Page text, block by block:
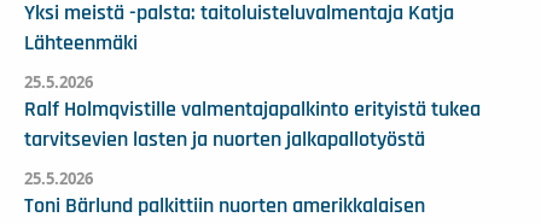
Yksi meistä -palsta: taitoluisteluvalmentaja Katja
Lähteenmäki
25.5.2026
Ralf Holmqvistille valmentajapalkinto erityistä tukea
tarvitsevien lasten ja nuorten jalkapallotyöstä
25.5.2026
Toni Bärlund palkittiin nuorten amerikkalaisen